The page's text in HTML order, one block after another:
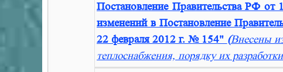
Постановление Правительства РФ
изменений в Постановление
22 февраля 2012 г. № 154" (Внесены
теплоснабжения, порядку их